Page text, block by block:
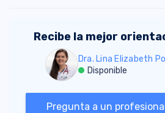
Recibe la mejor
Dra. Lina Elizabeth
Disponible
Pregunta a un